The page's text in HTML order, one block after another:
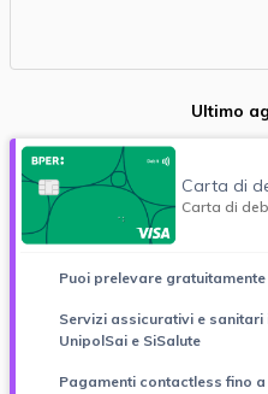
Ultimo
Carta di
Carta di
Puoi prelevare gratuitamente
Servizi assicurativi e
UnipolSai e SiSalute
Pagamenti contactless fino a